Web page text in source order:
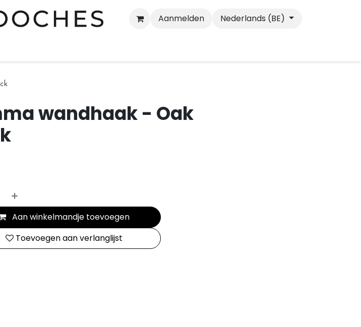
Aanmelden
Nederlands (BE)
wandhaak - Oak
Aan winkelmandje toevoegen
Toevoegen aan verlanglijst